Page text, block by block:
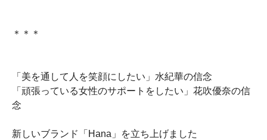
＊＊＊
「美を通して人を笑顔にしたい」水紀華の信念
「頑張っている女性のサポートをしたい」花吹優奈の信
念
新しいブランド「Hana」を立ち上げました